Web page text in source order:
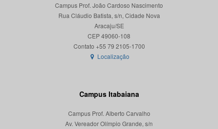
Campus Prof. João Cardoso Nascimento
Rua Cláudio Batista, s/n, Cidade Nova
Aracaju/SE
CEP 49060-108
Localização
Campus Itabaiana
Campus Prof. Alberto Carvalho
Av. Vereador Olímpio Grande, s/n